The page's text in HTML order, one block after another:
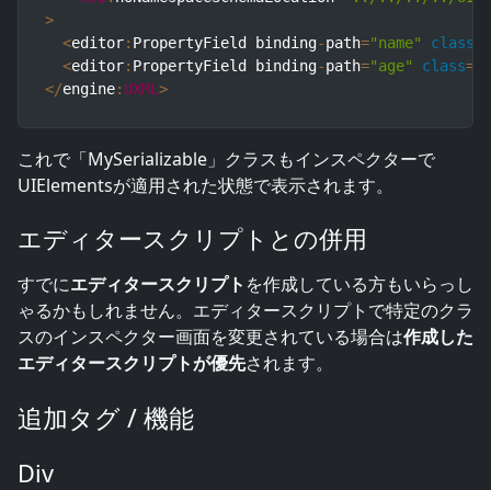
>
<editor: PropertyField binding-path="name" class
<editor: PropertyField binding-path="age" class=
</engine: UXML >
これで「MySerializable」クラスもインスペクターで
UIElementsが適用された状態で表示されます。
エディタースクリプトとの併用
すでにエディタースクリプト を作成している方もいらっし
ゃるかもしれません。エディタースクリプトで特定のクラ
スのインスペクター画面を変更されている場合は作成した
エディタースクリプトが優先されます。
追加タグ / 機能
Div